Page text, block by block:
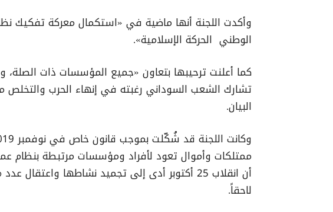
الوطني الحركة الإسلامية».
كما أعلنت ترحيبها بتعاون «جميع المؤسسات ذات الصلة،
تشارك الشعب السوداني رغبته في إنهاء الحرب والتخلص
البيان.
ممتلكات وأموال تعود لأفراد ومؤسسات مرتبطة بنظام
أن انقلاب 25 أكتوبر أدى إلى تجميد نشاطها
لاحقاً.